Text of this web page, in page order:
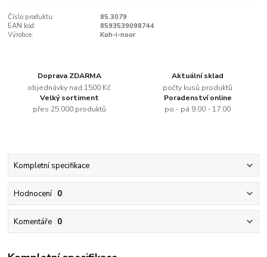
Číslo produktu:
85.3079
EAN kód:
8593539098744
Výrobce:
Koh-i-noor
Doprava ZDARMA
objednávky nad 1500 Kč
Aktuální sklad
počty kusů produktů
Velký sortiment
přes 25.000 produktů
Poradenství online
po - pá 9.00 - 17.00
Kompletní specifikace
Hodnocení 0
Komentáře 0